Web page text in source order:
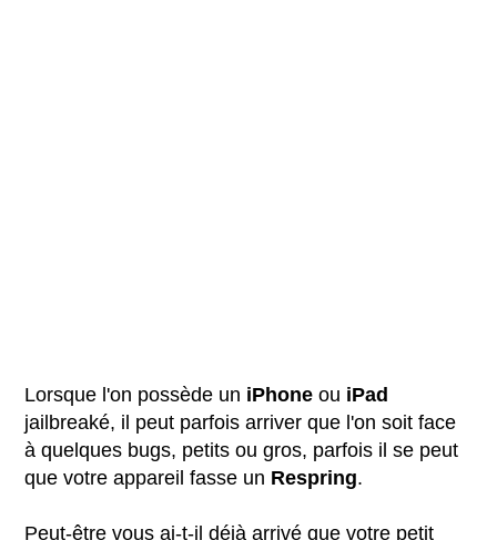
Lorsque l'on possède un iPhoneou iPad
jailbreaké, il peut parfois arriver que l'on soit face
à quelques bugs, petits ou gros, parfois il se peut
que votre appareil fasse un Respring.
Peut-être vous ai-t-il déjà arrivé que votre petit